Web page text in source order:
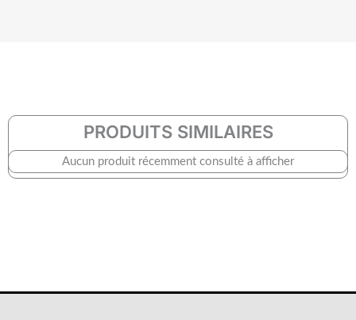
PRODUITS SIMILAIRES
Aucun produit récemment consulté à afficher